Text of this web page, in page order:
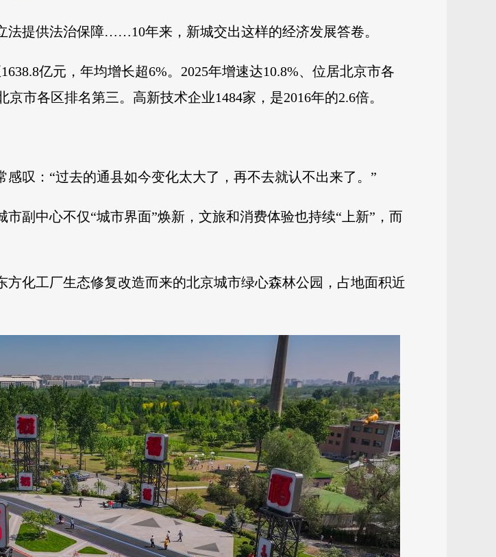
法提供法治保障……10年来，新城交出这样的经济发展答卷。
亿元，年均增长超6%。2025年增速达10.8%、位居北京市各
市各区排名第三。高新技术企业1484家，是2016年的2.6倍。
叹：“过去的通县如今变化太大了，再不去就认不出来了。”
副中心不仅“城市界面”焕新，文旅和消费体验也持续“上新”，而
化工厂生态修复改造而来的北京城市绿心森林公园，占地面积近